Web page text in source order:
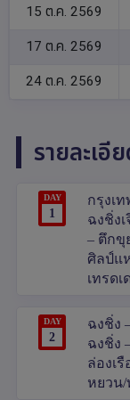
15 ต.ค. 2569
17 ต.ค. 2569
24 ต.ค. 2569
รายละเอี
DAY
1
กรุงเ
ฉงชิ่งเ
– ตึกขุ
ศิลป์แ
เทรดเ
DAY
2
ฉงชิ่ง
ฉงชิ่ง
ล่องเ
หยวน